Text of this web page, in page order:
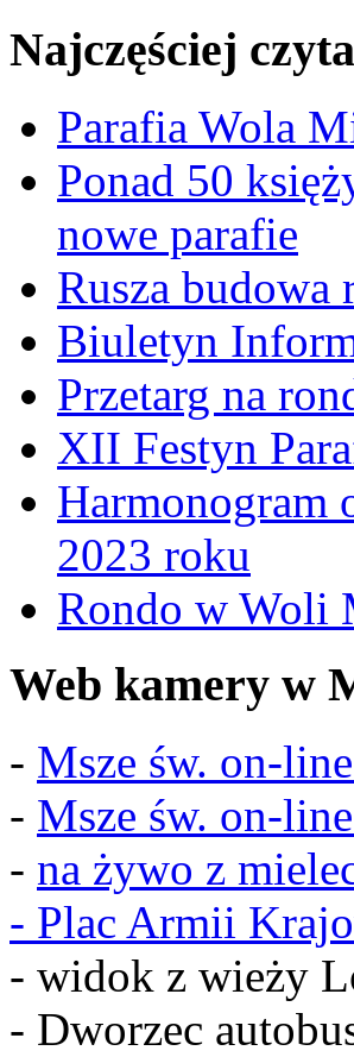
Najczęściej
Parafia Wola
Ponad 50
nowe parafie
Rusza
Biuletyn
Przetarg na
XII Festyn
Harmonogram
2023 roku
Rondo w Woli
Web kamery w
- Msze św. on-
- Msze św. on-
- na żywo z
- Plac Armii
- widok z wieży
- Dworzec